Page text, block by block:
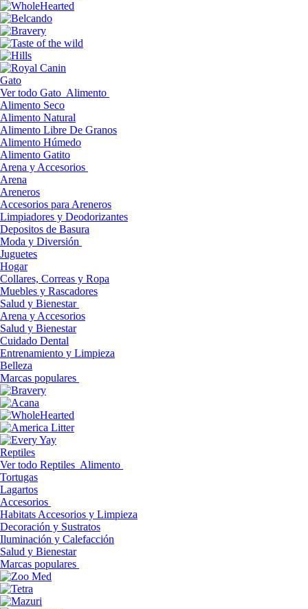
Gato
Ver todo Gato Alimento
Alimento Seco
Alimento Natural
Alimento Libre De Granos
Alimento Húmedo
Alimento Gatito
Arena y Accesorios
Arena
Areneros
Accesorios para Areneros
Limpiadores y Deodorizantes
Depositos de Basura
Moda y Diversión
Juguetes
Hogar
Collares, Correas y Ropa
Muebles y Rascadores
Salud y Bienestar
Arena y Accesorios
Salud y Bienestar
Cuidado Dental
Entrenamiento y Limpieza
Belleza
Marcas populares
Reptiles
Ver todo Reptiles Alimento
Tortugas
Lagartos
Accesorios
Habitats Accesorios y Limpieza
Decoración y Sustratos
Iluminación y Calefacción
Salud y Bienestar
Marcas populares